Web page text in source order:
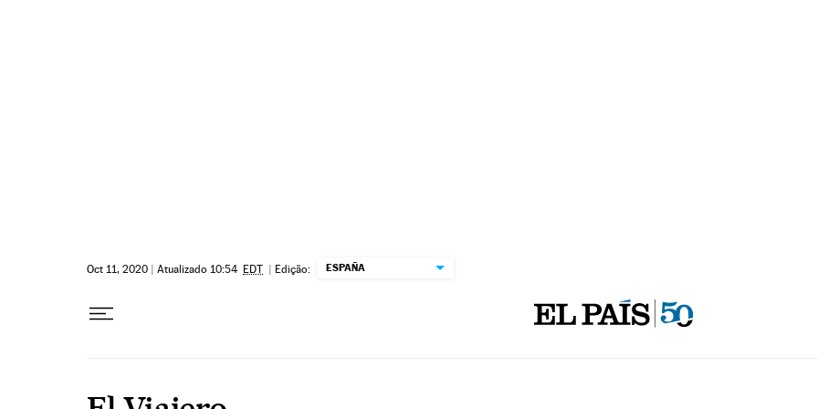
Oct 11, 2020 | Atualizado 10:54 EDT | Edição: ESPAÑA